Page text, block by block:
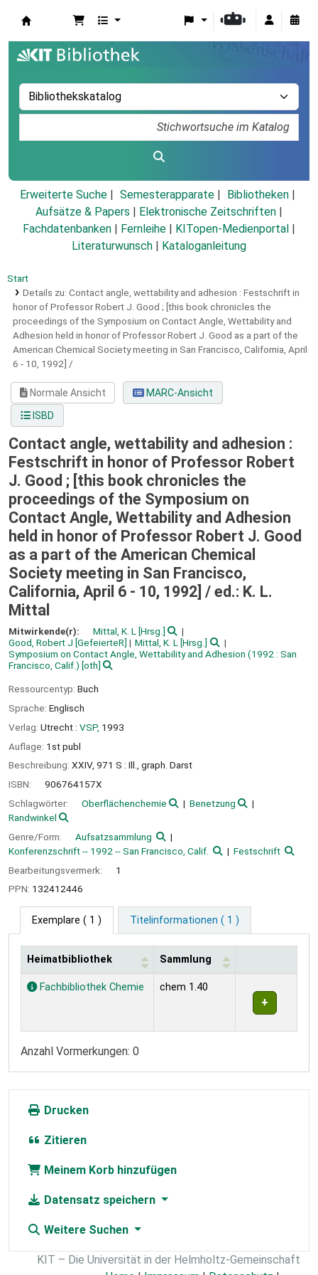
Erweiterte Suche Semesterapparate
Bibliotheken
Aufsätze & Papers
Elektronische Zeitschriften
Fachdatenbanken
Fernleihe KITopen-Medienportal
Literaturwunsch
Kataloganleitung
Start
Details zu: Contact angle, wettability and adhesion : Festschrift in
honor of Professor Robert J. Good ; [this book chronicles the
proceedings of the Symposium on Contact Angle, Wettability and
Adhesion held in honor of Professor Robert J. Good as a part of the
American Chemical Society meeting in San Francisco, California, April
6 - 10, 1992] /
Normale Ansicht
MARC-Ansicht
ISBD
Contact angle, wettability and adhesion :
Festschrift in honor of Professor Robert
J. Good ; [this book chronicles the
proceedings of the Symposium on
Contact Angle, Wettability and Adhesion
held in honor of Professor Robert J. Good
as a part of the American Chemical
Society meeting in San Francisco,
California, April 6 - 10, 1992] / ed.: K. L.
Mittal
Mitwirkende(r): Mittal, K. L [Hrsg.]
Good, Robert J [GefeierteR] Mittal, K. L [Hrsg.]
Symposium on Contact Angle, Wettability and Adhesion (1992 : San
Francisco, Calif.) [oth]
Ressourcentyp: Buch
Sprache: Englisch
Verlag: Utrecht : VSP, 1993
Auflage: 1st publ
Beschreibung: XXIV, 971 S : Ill., graph. Darst
ISBN:
906764157X
Schlagwörter:
Oberflächenchemie
Benetzung
Randwinkel
Genre/Form:
Aufsatzsammlung
Konferenzschrift -- 1992 -- San Francisco, Calif.
Festschrift
Bearbeitungsvermerk:
1
PPN: 132412446
Exemplare ( 1 ) Titelinformationen ( 1 )
Exemplare
Heimatbibliothek Sammlung
Fachbibliothek Chemie chem 1.40
Anzahl Vormerkungen: 0
Drucken
Zitieren
Meinem Korb hinzufügen
Datensatz speichern
Weitere Suchen
KIT – Die Universität in der Helmholtz-Gemeinschaft